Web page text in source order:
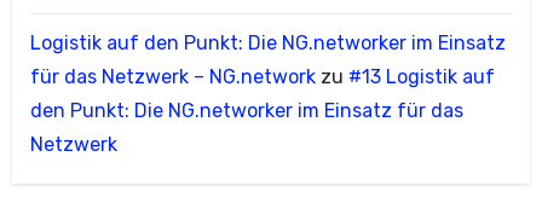
Logistik auf den Punkt: Die NG.networker im Einsatz
für das Netzwerk – NG.networkzu #13 Logistik auf
den Punkt: Die NG.networker im Einsatz für das
Netzwerk